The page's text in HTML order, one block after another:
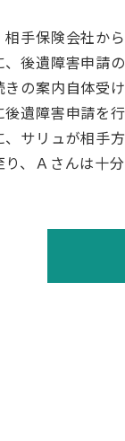
手保険会社か
後遺障害申請
の案内自体受
遺障害申請を
サリュが相手
、Ａさんは十